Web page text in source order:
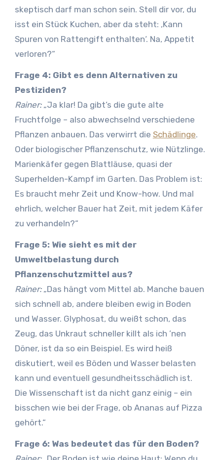
skeptisch darf man schon sein. Stell dir vor, du
isst ein Stück Kuchen, aber da steht: ‚Kann
Spuren von Rattengift enthalten‘. Na, Appetit
verloren?“
Frage 4: Gibt es denn Alternativen zu
Pestiziden?
Rainer:„Ja klar! Da gibt’s die gute alte
Fruchtfolge – also abwechselnd verschiedene
Pflanzen anbauen. Das verwirrt die Schädlinge.
Oder biologischer Pflanzenschutz, wie Nützlinge.
Marienkäfer gegen Blattläuse, quasi der
Superhelden-Kampf im Garten. Das Problem ist:
Es braucht mehr Zeit und Know-how. Und mal
ehrlich, welcher Bauer hat Zeit, mit jedem Käfer
zu verhandeln?“
Frage 5: Wie sieht es mit der
Umweltbelastung durch
Pflanzenschutzmittel aus?
Rainer:„Das hängt vom Mittel ab. Manche bauen
sich schnell ab, andere bleiben ewig in Boden
und Wasser. Glyphosat, du weißt schon, das
Zeug, das Unkraut schneller killt als ich ’nen
Döner, ist da so ein Beispiel. Es wird heiß
diskutiert, weil es Böden und Wasser belasten
kann und eventuell gesundheitsschädlich ist.
Die Wissenschaft ist da nicht ganz einig – ein
bisschen wie bei der Frage, ob Ananas auf Pizza
gehört.“
Frage 6: Was bedeutet das für den Boden?